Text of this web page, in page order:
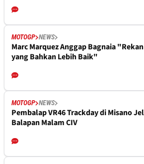
MOTOGP NEWS
Marc Marquez Anggap Bagnaia
yang Bahkan Lebih Baik"
MOTOGP NEWS
Pembalap VR46 Trackday di Misano
Balapan Malam CIV